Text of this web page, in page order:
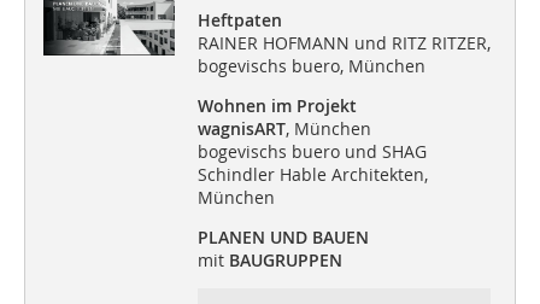
Heftpaten
RAINER HOFMANN und RITZ RITZER,
bogevischs buero, München
Wohnen im Projekt
wagnisART, München
bogevischs buero und SHAG
Schindler Hable Architekten,
München
PLANEN UND BAUEN
mit BAUGRUPPEN